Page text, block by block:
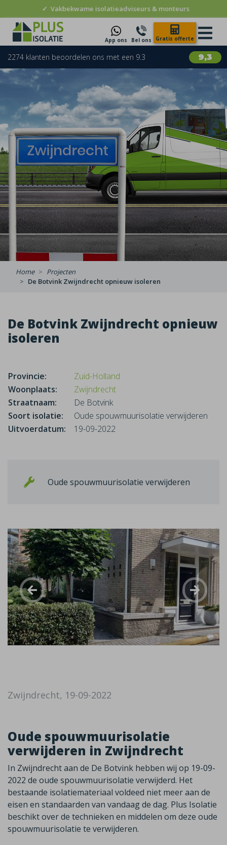
✓ Vakbekwame isolatieadviseurs & monteurs
App ons Bel ons Gratis offerte
9,3
2274 klanten beoordelen ons met een 9.3
Home
Projecten
De Botvink Zwijndrecht opnieuw isoleren
De Botvink Zwijndrecht opnieuw
isoleren
Provincie:
Zuid-Holland
Woonplaats:
Zwijndrecht
Straatnaam:
De Botvink
Soort isolatie:
Oude spouwmuurisolatie verwijderen
Uitvoerdatum:
19-09-2022
Oude spouwmuurisolatie verwijderen
Zwijndrecht, 19-09-2022
Oude spouwmuurisolatie
verwijderen in Zwijndrecht
In Zwijndrecht aan de De Botvink hebben wij op 19-09-
2022 de oude spouwmuurisolatie verwijderd. Het
bestaande isolatiemateriaal voldeed niet meer aan de
eisen en standaarden van vandaag de dag. Plus Isolatie
beschikt over de technieken en middelen om deze oude
spouwmuurisolatie te verwijderen.